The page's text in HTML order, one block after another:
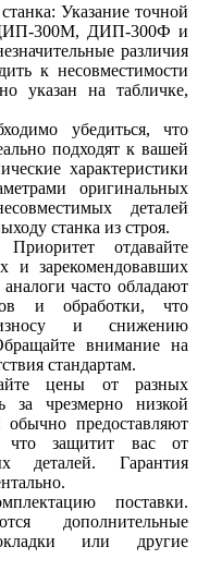
Указание точной
300М, ДИП-300Ф и
различия
к несовместимости
указан на табличке,
убедиться, что
подходят к вашей
характеристики
оригинальных
деталей
станка из строя.
отдавайте
и зарекомендовавших
часто обладают
и обработки, что
и снижению
внимание на
стандартам.
цены от разных
за чрезмерно низкой
предоставляют
что защитит вас от
деталей. Гарантия
поставки.
дополнительные
или другие